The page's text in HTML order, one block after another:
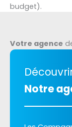
budget).
Votre agence
Notre